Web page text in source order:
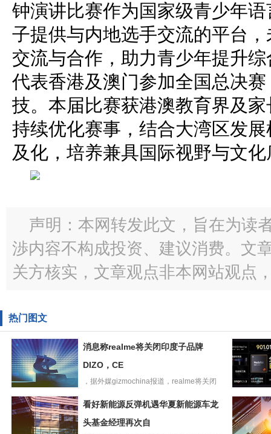
钟演讲比赛作为国家级青少年
子提供与内地选手交流的平台
交流与合作，助力青少年提升
代表香港及澳门参加全国总决
技。本届比赛获港澳教育界及
持续优化赛事，结合大湾区发
及化，培养兼具国际视野与文
声明：本网转发此文，旨在为读
渉内容不构成投资、建议消费。文
关方核实，文章观点非本网站观点
热门图文
消息称realme将
关闭印度子品牌
DIZO，CE
消息称realme将关闭印度子品牌
DIZO，CE
，据外媒gizmochina报道，realme将关闭
2299元起
机今晚首
看好新能源反弹机遇华夏新能源车龙
头基金经理再次自